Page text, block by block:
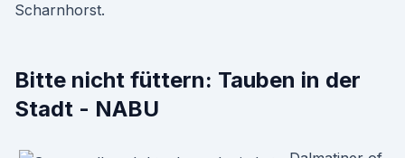
Scharnhorst.
Bitte nicht füttern: Tauben in der
Stadt - NABU